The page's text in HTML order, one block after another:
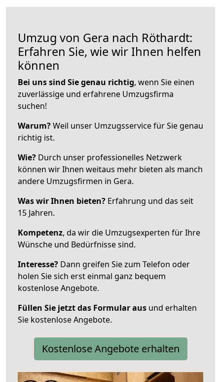
Umzug von Gera nach Röthardt:
Erfahren Sie, wie wir Ihnen helfen
können
Bei uns sind Sie genau richtig, wenn Sie einen
zuverlässige und erfahrene Umzugsfirma
suchen!
Warum?Weil unser Umzugsservice für Sie genau
richtig ist.
Wie? Durch unser professionelles Netzwerk
können wir Ihnen weitaus mehr bieten als manch
andere Umzugsfirmen in Gera.
Was wir Ihnen bieten? Erfahrung und das seit
15 Jahren.
Kompetenz, da wir die Umzugsexperten für Ihre
Wünsche und Bedürfnisse sind.
Interesse? Dann greifen Sie zum Telefon oder
holen Sie sich erst einmal ganz bequem
kostenlose Angebote.
Füllen Sie jetzt das Formular aus und erhalten
Sie kostenlose Angebote.
Kostenlose Angebote erhalten